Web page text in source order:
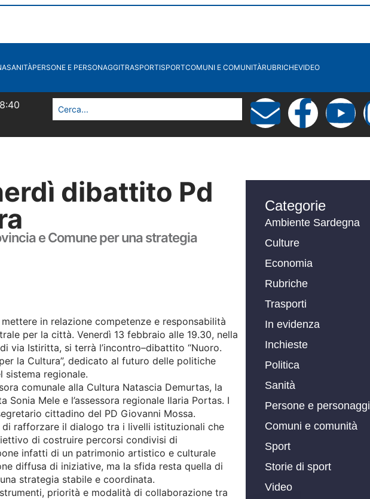
SANITÀPERSONE E PERSONAGGITRASPORTISPORTCOMUNI E COMUNITÀRUBRICHEVIDEO
dibattito Pd
e Comune per una strategia
in relazione competenze e responsabilità
per la città. Venerdì 13 febbraio alle 19.30, nella
via Istiritta, si terrà l’incontro–dibattito “Nuoro.
la Cultura”, dedicato al futuro delle politiche
sistema regionale.
comunale alla Cultura Natascia Demurtas, la
Sonia Mele e l’assessora regionale Ilaria Portas. I
cittadino del PD Giovanni Mossa.
di rafforzare il dialogo tra i livelli istituzionali che
di costruire percorsi condivisi di
infatti di un patrimonio artistico e culturale
diffusa di iniziative, ma la sfida resta quella di
strategia stabile e coordinata.
priorità e modalità di collaborazione tra
Categorie
Ambiente Sardegna
Culture
Economia
Rubriche
Trasporti
In evidenza
Inchieste
Politica
Sanità
Persone e personaggi
Comuni e comunità
Sport
Storie di sport
Video